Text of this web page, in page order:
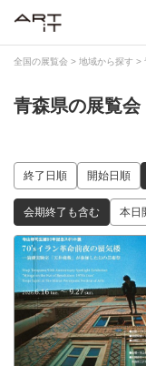
全国の展覧会 > 地域から探す >
青森県の展覧会
終了日順 開始日順
会期終了も含む 本日